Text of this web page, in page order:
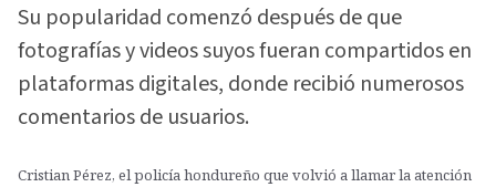
Su popularidad comenzó después de que
fotografías y videos suyos fueran compartidos en
plataformas digitales, donde recibió numerosos
comentarios de usuarios.
Cristian Pérez, el policía hondureño que volvió a llamar la atención